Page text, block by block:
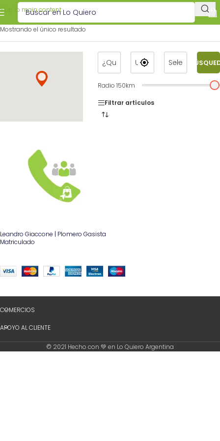
Skip to main content
Mostrando el único resultado
Radio150km
Filtrar artículos
Leandro Giaccone | Plomero Gasista
Matriculado
COMERCIOS
APOYO AL CLIENTE
© 2021 Hecho con 💚 en Lo Quiero Argentina